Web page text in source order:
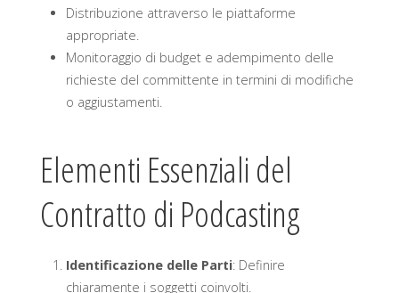
Distribuzione attraverso le piattaforme
appropriate.
Monitoraggio di budget e adempimento delle
richieste del committente in termini di modifiche
o aggiustamenti.
Elementi Essenziali del
Contratto di Podcasting
Identificazione delle Parti: Definire
chiaramente i soggetti coinvolti.